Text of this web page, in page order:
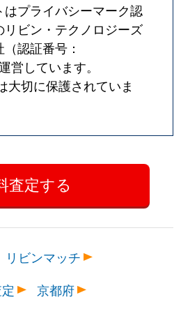
はプライバシーマーク認
リビン・テクノロジーズ
認証番号：
営しています。
大切に保護されていま
リビンマッチ
京都府